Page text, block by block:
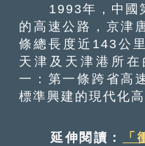
1993年，中國第
的高速公路，京津
條總長度近143公
天津及天津港所
一：第一條跨省高
標準興建的現代化高
延伸閱讀：